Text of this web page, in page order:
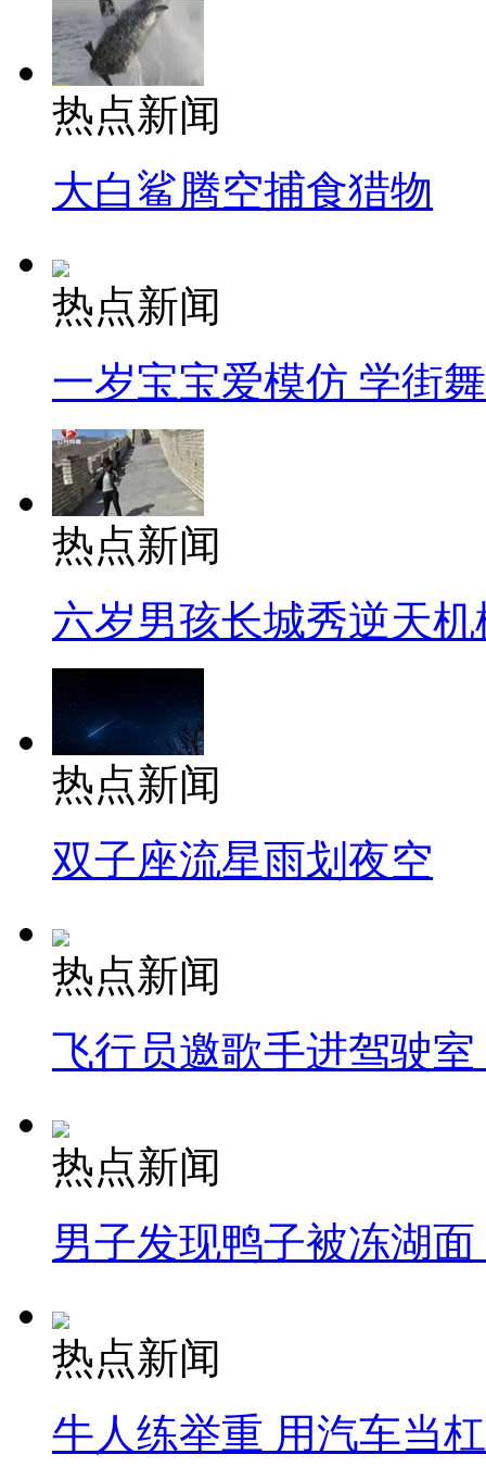
热点新闻
大白鲨腾空捕食猎物
热点新闻
一岁宝宝爱模仿 学街
热点新闻
六岁男孩长城秀逆天机
热点新闻
双子座流星雨划夜空
热点新闻
飞行员邀歌手进驾驶
热点新闻
男子发现鸭子被冻湖
热点新闻
牛人练举重 用汽车当